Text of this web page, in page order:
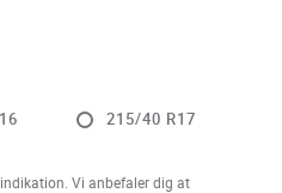
215/40 R17
Vi anbefaler dig at